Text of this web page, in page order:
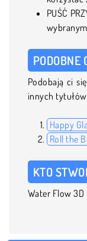
PUŚĆ
PODOBNE
Podobają ci się
innych
Happy
Roll the
KTO
Water Flow